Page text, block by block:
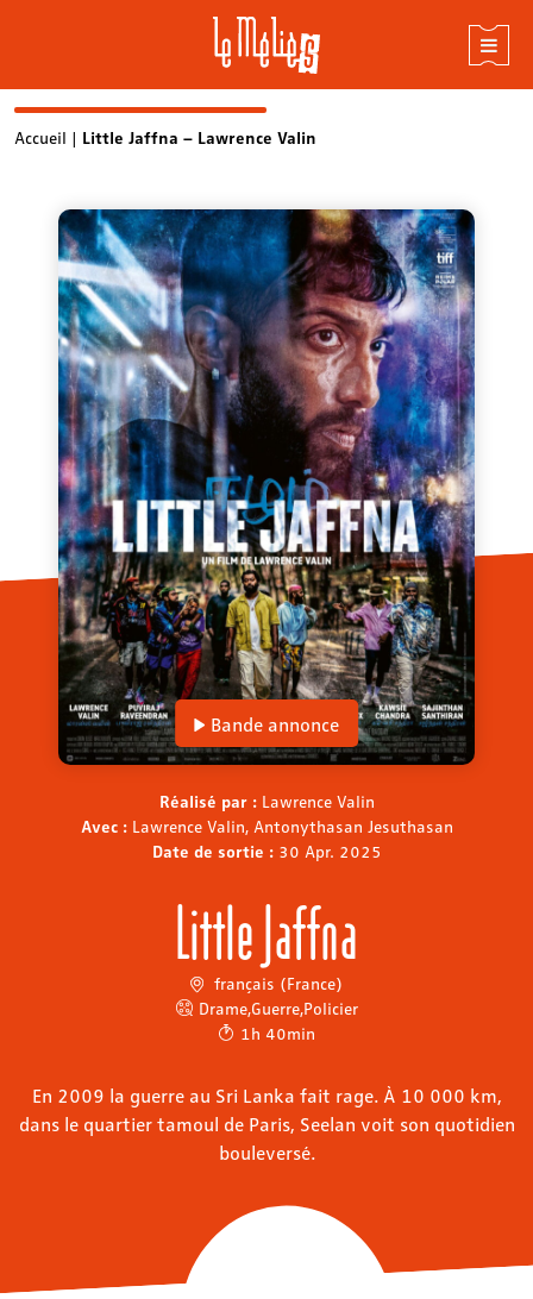
SkipAccueil | Little Jaffna – Lawrence Valin
Bande annonce
Réalisé par : Lawrence Valin
Avec : Lawrence Valin, Antonythasan Jesuthasan
Date de sortie : 30 Apr. 2025
Little Jaffna
français (France)
Drame,Guerre,Policier
1h 40min
En 2009 la guerre au Sri Lanka fait rage. À 10 000 km,
dans le quartier tamoul de Paris, Seelan voit son quotidien
bouleversé.